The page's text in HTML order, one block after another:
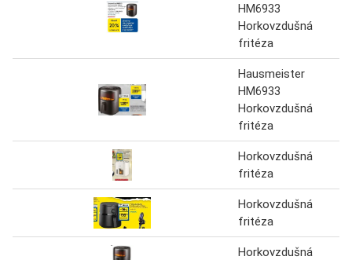
HM6933
Horkovzdušná
fritéza
Hausmeister
HM6933
Horkovzdušná
fritéza
Horkovzdušná
fritéza
Horkovzdušná
fritéza
Horkovzdušná